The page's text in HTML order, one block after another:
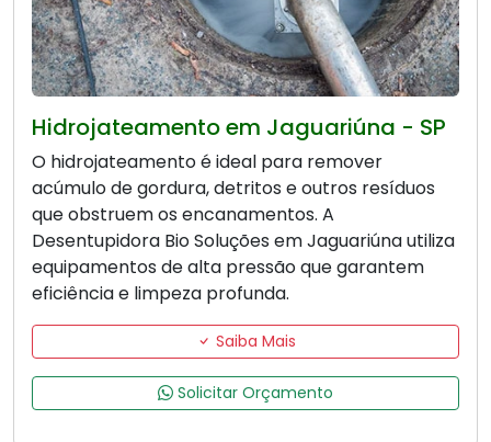
Hidrojateamento em Jaguariúna - SP
O hidrojateamento é ideal para remover
acúmulo de gordura, detritos e outros resíduos
que obstruem os encanamentos. A
Desentupidora Bio Soluções em Jaguariúna utiliza
equipamentos de alta pressão que garantem
eficiência e limpeza profunda.
Saiba Mais
Solicitar Orçamento